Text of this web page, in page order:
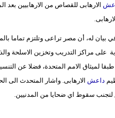
له، أن مصر تراعى وتلتزم تماما
على مراكز التدريب وتخزين الاسلحة
الامم المتحدة، فضلا عن
داعش الارهابى. واشار المتحدث الى
لتجنب سقوط اي ضحايا من المدنيين.